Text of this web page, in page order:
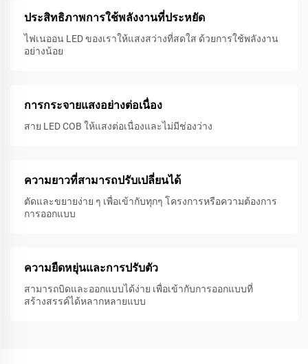
ประสิทธิภาพการใช้พลังงานที่ประหยัด
ไฟเนออน LED ของเราให้แสงสว่างที่สดใส ด้วยการใช้พลังงาน
อย่างน้อย
การกระจายแสงอย่างต่อเนื่อง
สาย LED COB ให้แสงต่อเนื่องและไม่มีช่องว่าง
ความยาวที่สามารถปรับเปลี่ยนได้
ตัดและขยายง่าย ๆ เพื่อเข้ากับทุกๆ โครงการหรือความต้องการ
การออกแบบ
ความยืดหยุ่นและการปรับตัว
สามารถบิดและออกแบบได้ง่าย เพื่อเข้ากับการออกแบบที่
สร้างสรรค์ได้หลากหลายแบบ